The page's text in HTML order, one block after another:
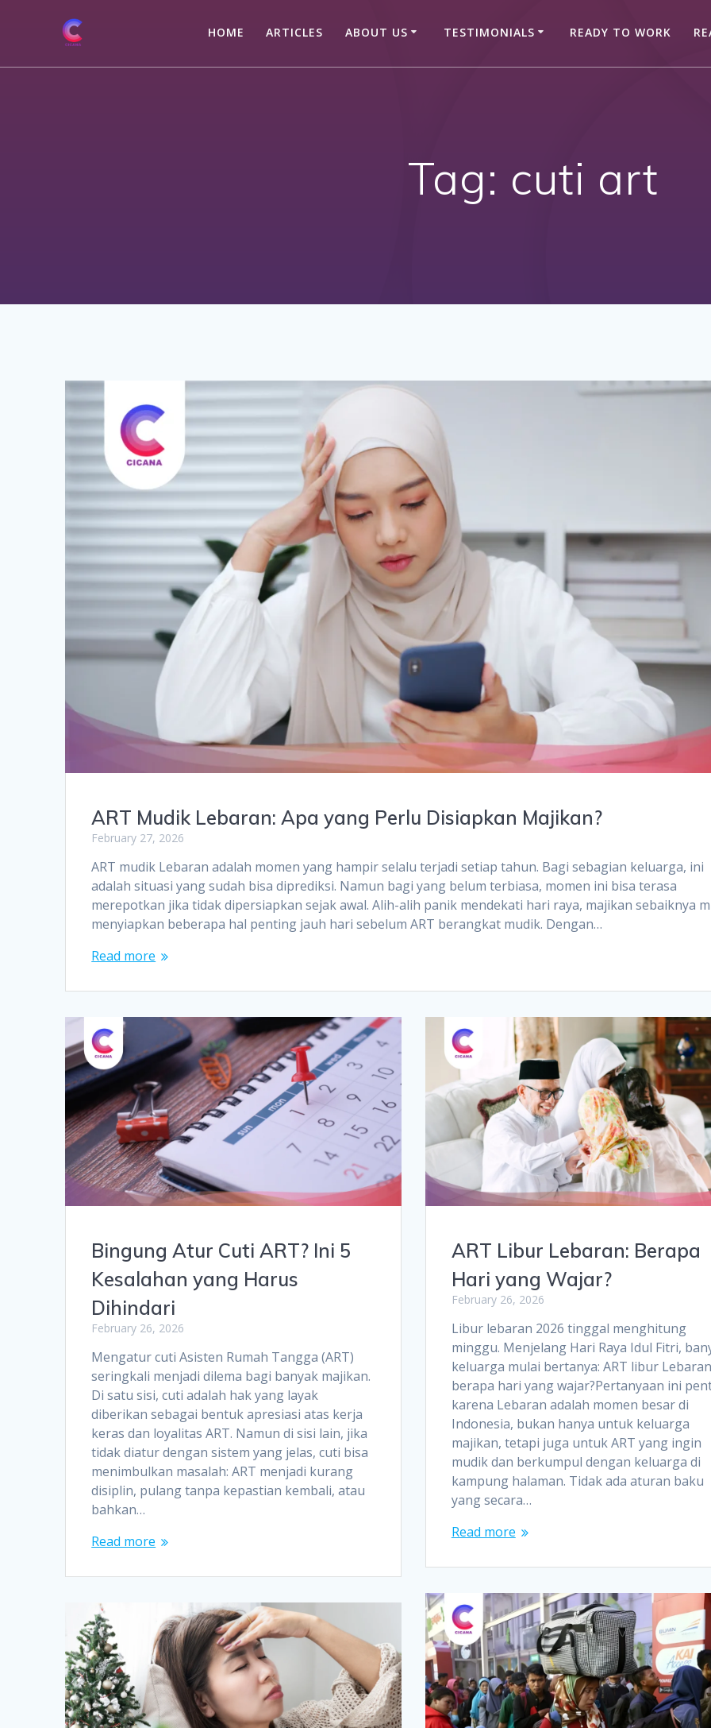
HOME ARTICLES ABOUT US TESTIMONIALS READY TO WORK
Tag: cuti art
ART Mudik Lebaran: Apa yang Perlu Disiapkan Majikan?
February 27, 2026
ART mudik Lebaran adalah momen yang hampir selalu terjadi setiap tahun. Bagi sebagian keluarga, ini
adalah situasi yang sudah bisa diprediksi. Namun bagi yang belum terbiasa, momen ini bisa terasa
merepotkan jika tidak dipersiapkan sejak awal. Alih-alih panik mendekati hari raya, majikan sebaiknya
menyiapkan beberapa hal penting jauh hari sebelum ART berangkat mudik. Dengan…
Read more
Bingung Atur Cuti ART? Ini 5
Kesalahan yang Harus
Dihindari
February 26, 2026
Mengatur cuti Asisten Rumah Tangga (ART)
seringkali menjadi dilema bagi banyak majikan.
Di satu sisi, cuti adalah hak yang layak
diberikan sebagai bentuk apresiasi atas kerja
keras dan loyalitas ART. Namun di sisi lain, jika
tidak diatur dengan sistem yang jelas, cuti bisa
menimbulkan masalah: ART menjadi kurang
disiplin, pulang tanpa kepastian kembali, atau
bahkan…
Read more
ART Libur Lebaran: Berapa
Hari yang Wajar?
February 26, 2026
Libur lebaran 2026 tinggal menghitung
minggu. Menjelang Hari Raya Idul Fitri,
keluarga mulai bertanya: ART libur Lebaran
berapa hari yang wajar?Pertanyaan ini
karena Lebaran adalah momen besar di
Indonesia, bukan hanya untuk keluarga
majikan, tetapi juga untuk ART yang ingin
mudik dan berkumpul dengan keluarga di
kampung halaman. Tidak ada aturan baku
yang secara…
Read more